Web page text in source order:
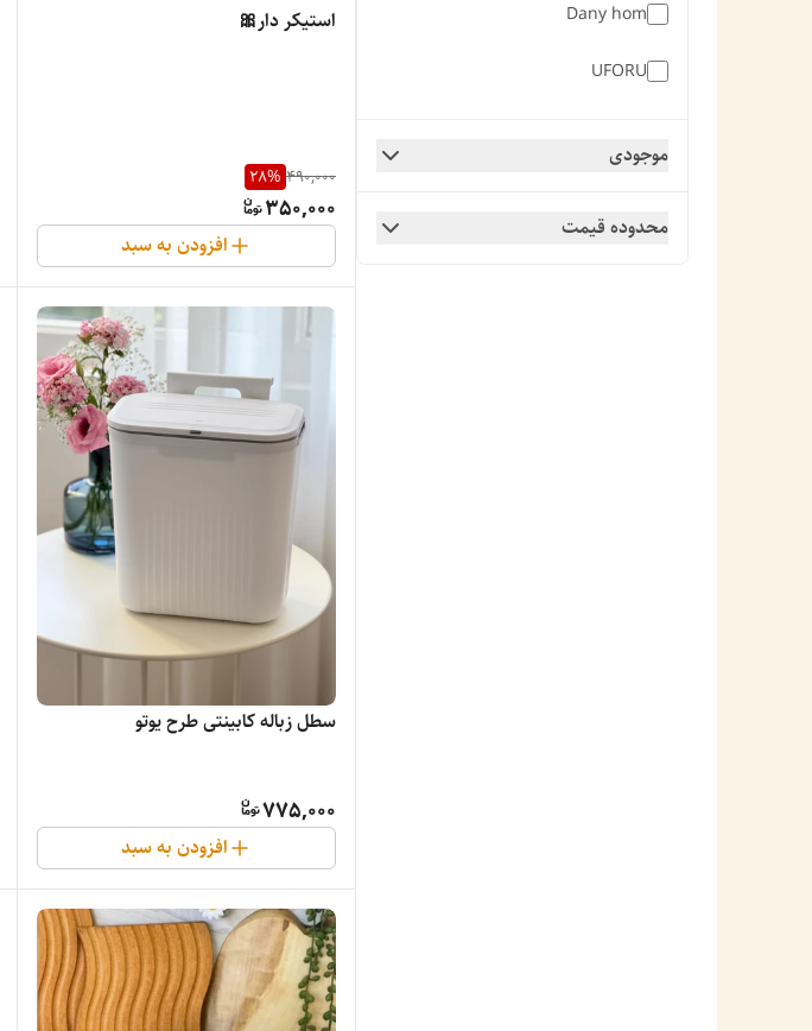
Dany hom
UFORU
موجودی
محدوده قیمت
استیکر دار🎀
490,000
28%
350,000
افزودن به سبد
سطل زباله کابینتی طرح یوتو
775,000
افزودن به سبد